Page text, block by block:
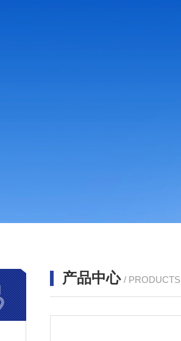
产品中心 / PRODUCTS